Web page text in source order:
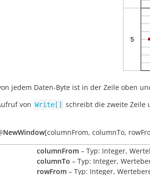
jedem Daten-Byte ist in der Zeile oben
von Write[] schreibt die zweite Zeile
NewWindow[columnFrom, columnTo,
columnFrom – Typ: Integer,
columnTo – Typ: Integer,
rowFrom – Typ: Integer,